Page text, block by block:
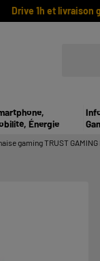
Drive 1h et livraison
Énergie
gaming TRUST